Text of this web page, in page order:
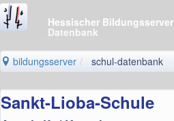
Hessischer Bildungsserver
Datenbank
bildungsserver schul-datenbank
Sankt-Lioba-Schule